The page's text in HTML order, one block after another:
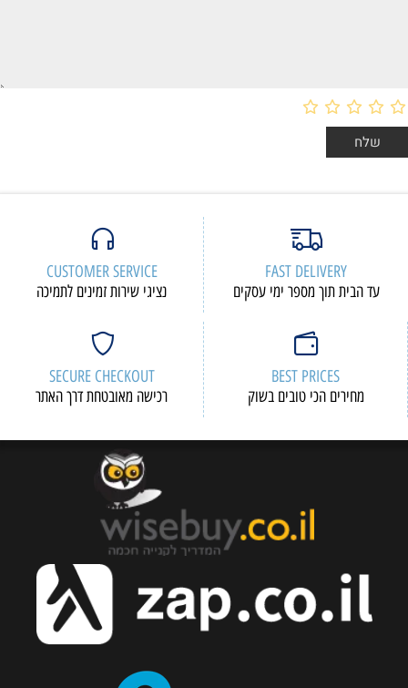
FAST DELIVERY
עד הבית תוך מספר ימי עסקים
CUSTOMER SERVICE
נציגי שירות זמינים לתמיכה
BEST PRICES
מחירים הכי טובים בשוק
SECURE CHECKOUT
רכישה מאובטחת דרך האתר